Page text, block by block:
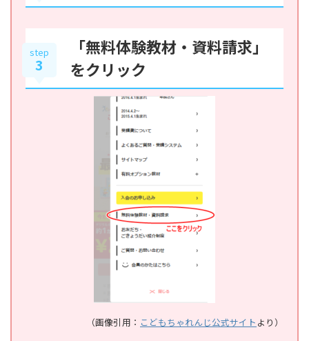
step
3
「無料体験教材・資料請求」
をクリック
（画像引用： こどもちゃれんじ公式サイト より）